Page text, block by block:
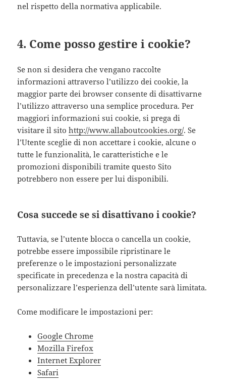
nel rispetto della normativa applicabile.
4. Come posso gestire i cookie?
Se non si desidera che vengano raccolte
informazioni attraverso l’utilizzo dei cookie, la
maggior parte dei browser consente di disattivarne
l’utilizzo attraverso una semplice procedura. Per
maggiori informazioni sui cookie, si prega di
visitare il sitohttp://www.allaboutcookies.org/. Se
l’Utente sceglie di non accettare i cookie, alcune o
tutte le funzionalità, le caratteristiche e le
promozioni disponibili tramite questo Sito
potrebbero non essere per lui disponibili.
Cosa succede se si disattivano i cookie?
Tuttavia, se l’utente blocca o cancella un cookie,
potrebbe essere impossibile ripristinare le
preferenze o le impostazioni personalizzate
specificate in precedenza e la nostra capacità di
personalizzare l’esperienza dell’utente sarà limitata.
Come modificare le impostazioni per:
Google Chrome
Mozilla Firefox
Internet Explorer
Safari